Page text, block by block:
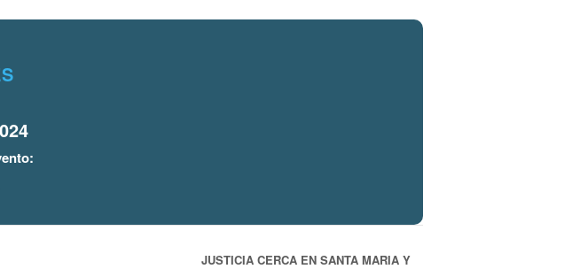
JUSTICIA CERCA EN SANTA MARIA Y